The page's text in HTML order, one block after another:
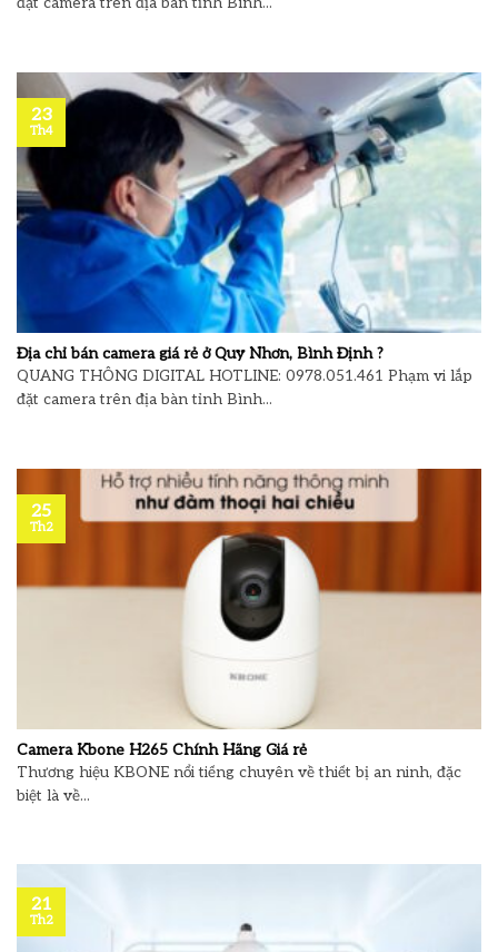
đặt camera trên địa bàn tỉnh Bình...
Địa chỉ bán camera giá rẻ ở Quy Nhơn, Bình Định ?
QUANG THÔNG DIGITAL HOTLINE: 0978.051.461 Phạm vi lắp
đặt camera trên địa bàn tỉnh Bình...
23
Th4
Camera Kbone H265 Chính Hãng Giá rẻ
Thương hiệu KBONE nổi tiếng chuyên về thiết bị an ninh, đặc
biệt là về...
25
Th2
21
Th2